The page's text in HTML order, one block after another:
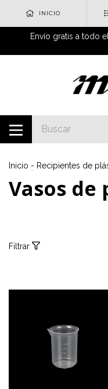
INICIO
Envío gratis a todo
Inicio - Recipientes de
Vasos
Filtrar